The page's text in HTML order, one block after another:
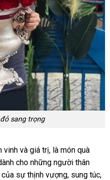
sang trọng
và giá trị, là món quà
cho những người thân
sự thịnh vượng, sung túc,